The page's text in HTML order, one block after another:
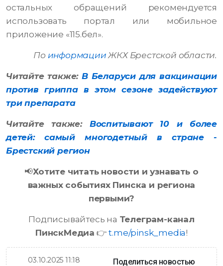
остальных обращений рекомендуется
использовать портал или мобильное
приложение «115.бел».
По информацииЖКХ Брестской области.
Читайте также: В Беларуси для вакцинации
против гриппа в этом сезоне задействуют
три препарата
Читайте также: Воспитывают 10 и более
детей: самый многодетный в стране -
Брестский регион
📢Хотите читать новости и узнавать о
важных событиях Пинска и региона
первыми?
Подписывайтесь на Телеграм-канал
ПинскМедиа 👉t.me/pinsk_media!
03.10.2025 11:18 Поделиться новостью